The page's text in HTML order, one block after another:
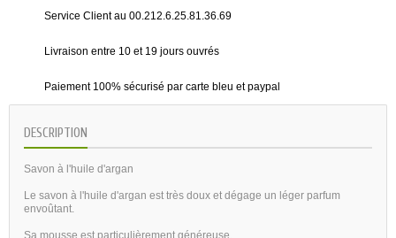
Service Client au 00.212.6.25.81.36.69
Livraison entre 10 et 19 jours ouvrés
Paiement 100% sécurisé par carte bleu et paypal
DESCRIPTION
Savon à l'huile d'argan
Le savon à l'huile d'argan est très doux et dégage un léger parfum
envoûtant.